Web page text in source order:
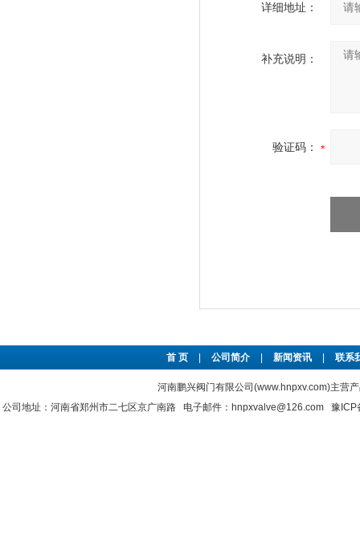
详细地址：
补充说明：
验证码：
首 页 公司简介 新闻资讯 联系
河南鹏兴阀门有限公司(www.hnpxv.com)主营
公司地址：河南省郑州市二七区京广南路 电子邮件：hnpxvalve@126.com 豫ICP